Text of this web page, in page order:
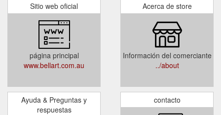
Sitio web oficial
página principal
www.bellart.com.au
Acerca de store
Información del comerciante
../about
Ayuda & Preguntas y
respuestas
contacto